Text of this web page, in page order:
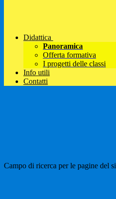
Didattica
Panoramica
Offerta formativa
I progetti delle classi
Info utili
Contatti
Campo di ricerca per le pagine del